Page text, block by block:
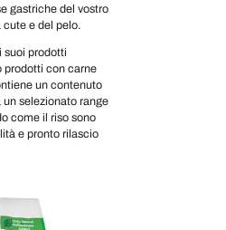
gastriche del vostro
cute e del pelo.
suoi prodotti
prodotti con carne
un contenuto
selezionato range
come il riso sono
e pronto rilascio